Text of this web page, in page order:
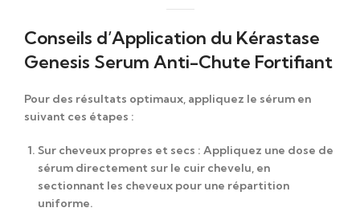
Conseils d’Application du Kérastase
Genesis Serum Anti-Chute Fortifiant
Pour des résultats optimaux, appliquez le sérum en
suivant ces étapes :
Sur cheveux propres et secs : Appliquez une dose de
sérum directement sur le cuir chevelu, en
sectionnant les cheveux pour une répartition
uniforme.